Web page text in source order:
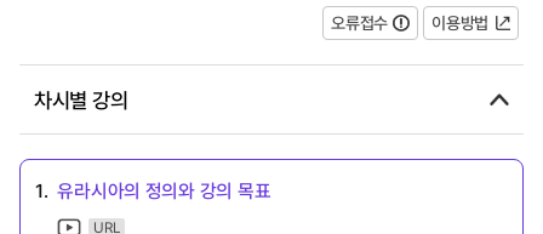
오류접수
이용방법
차시별 강의
1. 유라시아의 정의와 강의 목표
URL